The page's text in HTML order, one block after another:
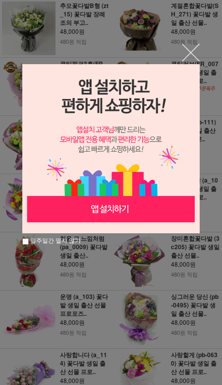
추모꽃다발B형 (zt
_15) 꽃다발 장례
조의 부고..
48,000원
480원 적립
계절혼합꽃다발(S
H_271) 꽃다발 생
일 출산 선물..
48,000원
480원 적립
큐티핑크3호(FR_
출산 선물 프..
48,000원
480원 적립
큐티러브(FR_007
0) 꽃다발 생일 출
산 선물 프로..
5) 꽃다발 생일 출
산 선물 프..
48,000원
480원 적립
향기가득 (b-111)
꽃다발 생일 출산
선물 프로포..
48,000원
480원 적립
행복한 하루! (a_0
038) 꽃다발 생일
출산 선물..
카라꽃다발 (a_10
6) 꽃다발 생일 출
산 선물 프로..
처음 그 느낌처럼
(pa_0009) 꽃다발
생일 출산..
48,000원
480원 적립
장미혼합꽃다발 (3
c205) 꽃다발 생일
출산 선물..
48,000원
480원 적립
운명 (a_103) 꽃다
발 생일 출산 선물
프로포즈..
48,000원
480원 적립
싱그러운 당신 (pb
-0495) 꽃다발 생
일 출산 선물..
48,000원
480원 적립
사랑합니다 (a_11
4) 꽃다발 생일 출
산 선물 프로..
48,000원
사랑할게 (pb-063
0) 꽃다발 생일 출
산 선물 프로..
48,000원
일주일간 열지 않기